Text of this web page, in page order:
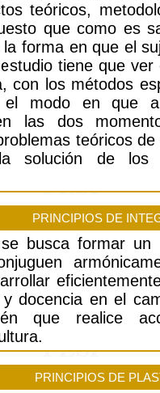
teóricos,
que como es
forma en que el
tiene que
con los métodos
modo en que
las dos
teóricos
solución de los
PRINCIPIOS DE
busca formar un
y docencia en el
que realice
PRINCIPIOS DE